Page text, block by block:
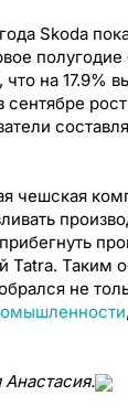
Skoda
что на 17.9%
чешская
Tatra. Таким
не